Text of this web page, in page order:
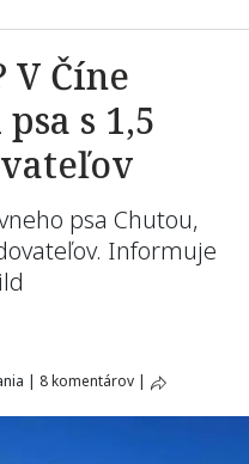
V Číne
s 1,5
psa Chutou,
Informuje
| 8 komentárov |